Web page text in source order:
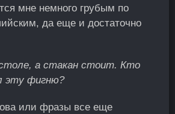
мне немного грубым по
да еще и достаточно
а стакан стоит. Кто
эту фигню?
или фразы все еще